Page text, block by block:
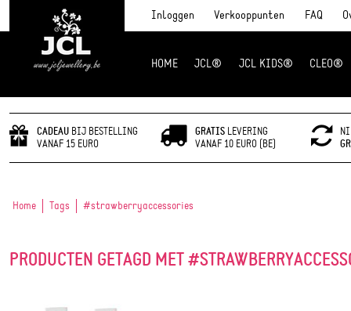
Inloggen Verkooppunten FAQ
HOME JCL® JCL KIDS® CLEO®
CADEAU BIJ BESTELLING
VANAF 15 EURO
GRATISLEVERING
VANAF 10 EURO (BE)
Home Tags #strawberryaccessories
PRODUCTEN GETAGD MET